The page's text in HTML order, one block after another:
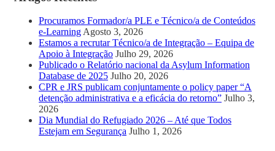
Procuramos Formador/a PLE e Técnico/a de Conteúdos
e-LearningAgosto 3, 2026
Estamos a recrutar Técnico/a de Integração – Equipa de
Apoio à Integração Julho 29, 2026
Publicado o Relatório nacional da Asylum Information
Database de 2025 Julho 20, 2026
CPR e JRS publicam conjuntamente o policy paper “A
detenção administrativa e a eficácia do retorno” Julho 3,
2026
Dia Mundial do Refugiado 2026 – Até que Todos
Estejam em Segurança Julho 1, 2026